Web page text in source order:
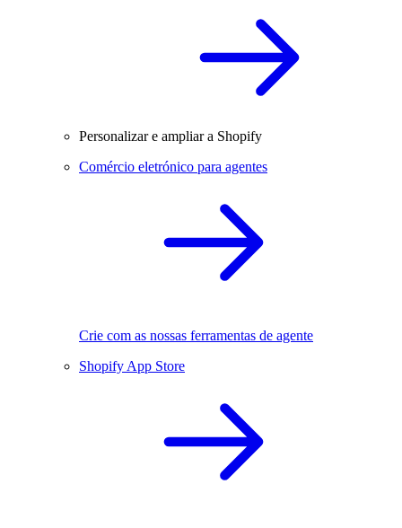
Personalizar e ampliar a Shopify
Comércio eletrónico para agentes
Crie com as nossas ferramentas de agente
Shopify App Store